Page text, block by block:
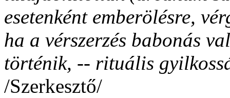
esetenként emberölésre,
ha a vérszerzés babonás
történik, -- rituális
/Szerkesztő/